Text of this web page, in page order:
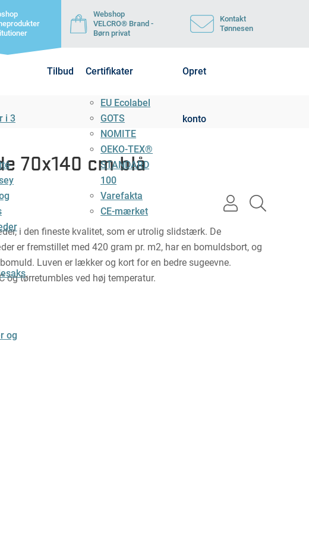
Webshop
VELCRO® Brand -
Børn privat
Kontakt
Tønnesen
i 3
og
Tilbud Certifikater
EU Ecolabel
GOTS
NOMITE
OEKO-TEX®
STANDARD
100
Varefakta
CE-mærket
Opret
konto
user
70x140 cm blå
i den fineste kvalitet, som er utrolig slidstærk. De
er fremstillet med 420 gram pr. m2, har en bomuldsbort, og
Luven er lækker og kort for en bedre sugeevne.
og tørretumbles ved høj temperatur.